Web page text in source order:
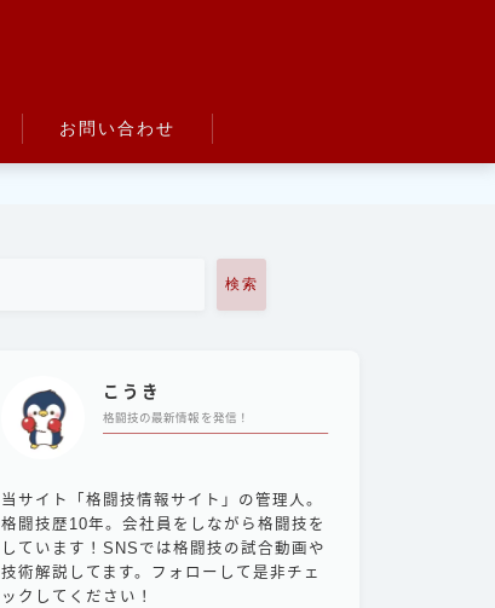
お問い合わせ
検索
こうき
格闘技の最新情報を発信！
当サイト「格闘技情報サイト」の管理人。
格闘技歴10年。会社員をしながら格闘技を
しています！SNSでは格闘技の試合動画や
技術解説してます。フォローして是非チェ
ックしてください！